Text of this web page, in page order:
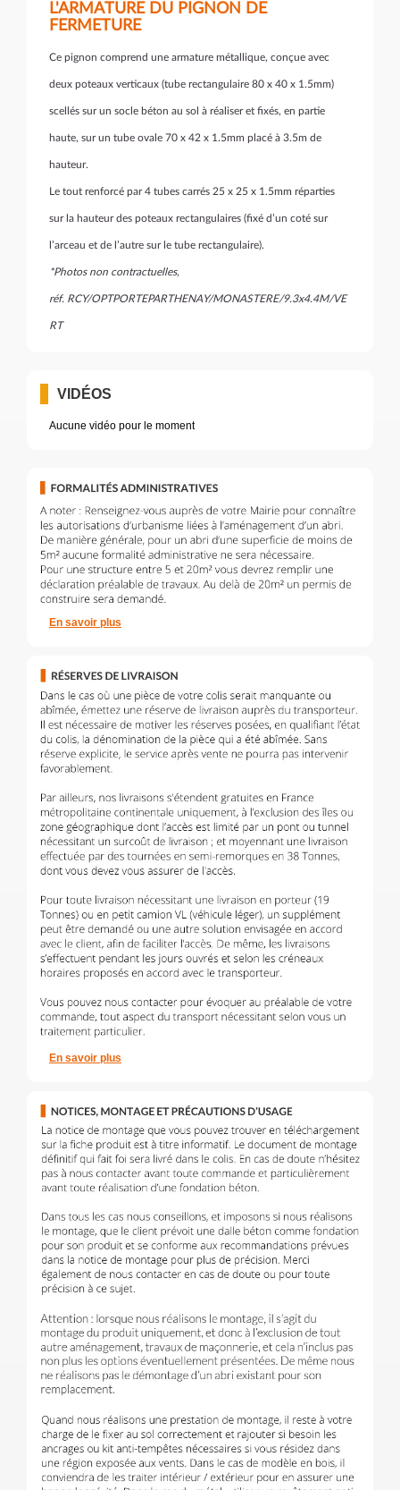
L'ARMATURE DU PIGNON DE
FERMETURE
Ce pignon comprend une armature métallique, conçue avec
deux poteaux verticaux (tube rectangulaire 80 x 40 x 1.5mm)
scellés sur un socle béton au sol à réaliser et fixés, en partie
haute, sur un tube ovale 70 x 42 x 1.5mm placé à 3.5m de
hauteur.
Le tout renforcé par 4 tubes carrés 25 x 25 x 1.5mm réparties
sur la hauteur des poteaux rectangulaires (fixé d’un coté sur
l’arceau et de l’autre sur le tube rectangulaire).
*Photos non contractuelles,
réf. RCY/OPTPORTEPARTHENAY/MONASTERE/9.3x4.4M/VE
RT
VIDÉOS
Aucune vidéo pour le moment
En savoir plus
En savoir plus